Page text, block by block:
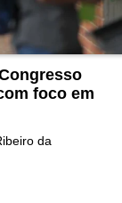
foco em
da